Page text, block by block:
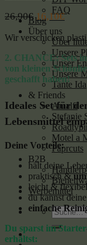
FAQ
Blog
Über uns
Über
Unsere
Unser
Unsere
Tante Ida
& Friends
Amalfi
Stefanie
Motel a
Paprcuts
B2B
Werbemittel
Suche
nach:
26,90€ 16,10€
Wir verschicken
2. CHANCE: Sets
von kleinen
geschafft haben!
Ideales Set für
Lebensmittel
Deine Vorteile:
hält deine
praktisch &
leicht &
du kannst
einfache
Du sparst im
erhältst: